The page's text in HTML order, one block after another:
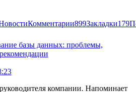
Комментарии899Закладки179
базы данных: проблемы,
компании. Напоминает